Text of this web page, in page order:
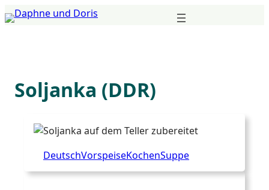
Zum
Inhalt
Soljanka (DDR)
DeutschVorspeiseKochenSuppe